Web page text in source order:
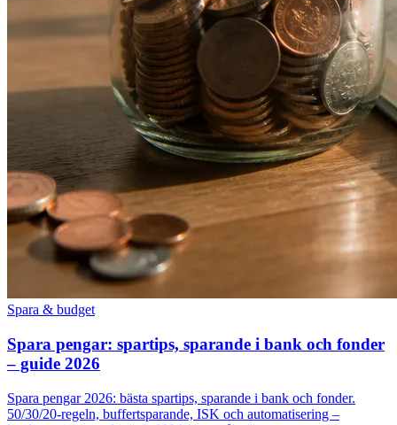
Spara & budget
Spara pengar: spartips, sparande i bank och fonder
– guide 2026
Spara pengar 2026: bästa spartips, sparande i bank och fonder.
50/30/20-regeln, buffertsparande, ISK och automatisering –